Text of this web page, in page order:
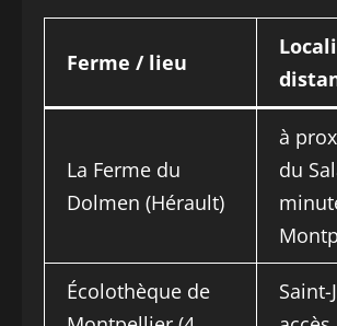
Ferme / lieu
La Ferme du
Dolmen (Hérault)
à
du
Écolothèque de
Saint-